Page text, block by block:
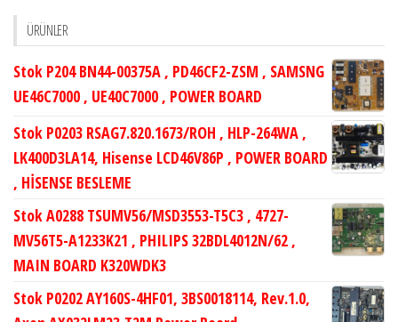
ÜRÜNLER
Stok P204 BN44-00375A , PD46CF2-ZSM , SAMSNG
UE46C7000 , UE40C7000 , POWER BOARD
Stok P0203 RSAG7.820.1673/ROH , HLP-264WA ,
LK400D3LA14, Hisense LCD46V86P , POWER BOARD
, HİSENSE BESLEME
Stok A0288 TSUMV56/MSD3553-T5C3 , 4727-
MV56T5-A1233K21 , PHILIPS 32BDL4012N/62 ,
MAIN BOARD K320WDK3
Stok P0202 AY160S-4HF01, 3BS0018114, Rev.1.0,